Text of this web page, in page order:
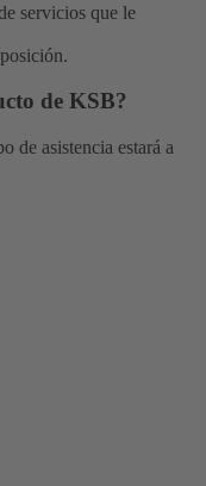
servicios que le
de KSB?
de asistencia estará a